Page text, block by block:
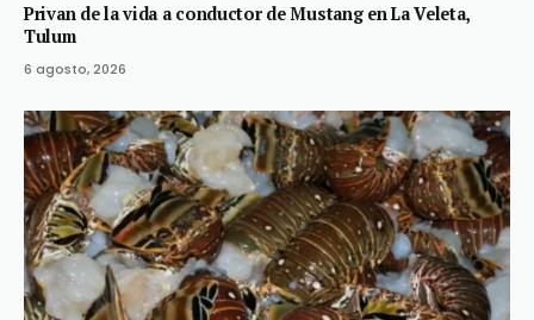
Privan de la vida a conductor de Mustang en La Veleta,
Tulum
6 agosto, 2026